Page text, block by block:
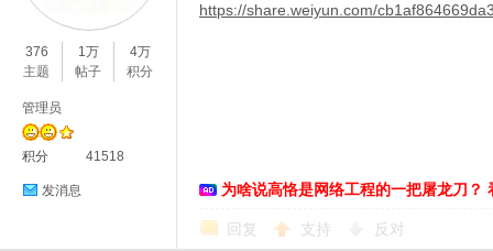
376
主题
1万
帖子
4万
积分
管理员
积分 41518
发消息
https://share.weiyun.com/
为啥说高恪是网络工程的一把屠龙刀？
回复 支持 反对